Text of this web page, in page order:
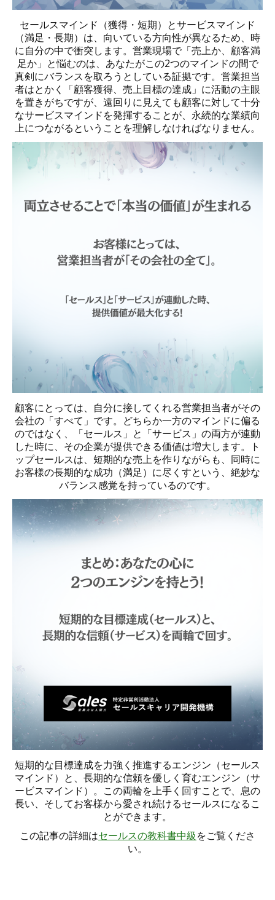
セールスマインド（獲得・短期）とサービスマインド
（満足・長期）は、向いている方向性が異なるため、時
に自分の中で衝突します。営業現場で「売上か、顧客満
足か」と悩むのは、あなたがこの2つのマインドの間で
真剣にバランスを取ろうとしている証拠です。営業担当
者はとかく「顧客獲得、売上目標の達成」に活動の主眼
を置きがちですが、遠回りに見えても顧客に対して十分
なサービスマインドを発揮することが、永続的な業績向
上につながるということを理解しなければなりません。
顧客にとっては、自分に接してくれる営業担当者がその
会社の「すべて」です。どちらか一方のマインドに偏る
のではなく、「セールス」と「サービス」の両方が連動
した時に、その企業が提供できる価値は増大します。ト
ップセールスは、短期的な売上を作りながらも、同時に
お客様の長期的な成功（満足）に尽くすという、絶妙な
バランス感覚を持っているのです。
短期的な目標達成を力強く推進するエンジン（セールス
マインド）と、長期的な信頼を優しく育むエンジン（サ
ービスマインド）。この両輪を上手く回すことで、息の
長い、そしてお客様から愛され続けるセールスになるこ
とができます。
この記事の詳細はセールスの教科書中級をご覧くださ
い。